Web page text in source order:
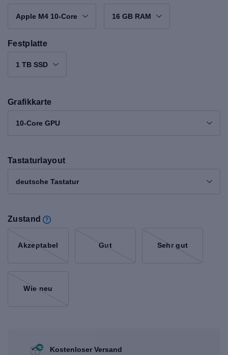
Apple M4 10-Core 16 GB RAM
Festplatte
1 TB SSD
Grafikkarte
10-Core GPU
Tastaturlayout
deutsche Tastatur
Zustand
Akzeptabel Gut Sehr gut
Wie neu
Kostenloser Versand